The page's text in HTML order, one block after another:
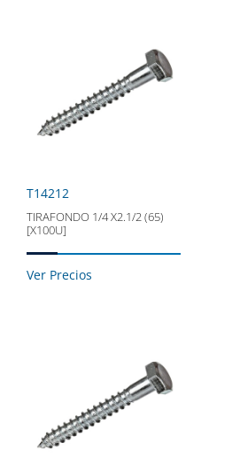
T14212
TIRAFONDO 1/4 X2.1/2 (65)
[X100U]
Ver Precios